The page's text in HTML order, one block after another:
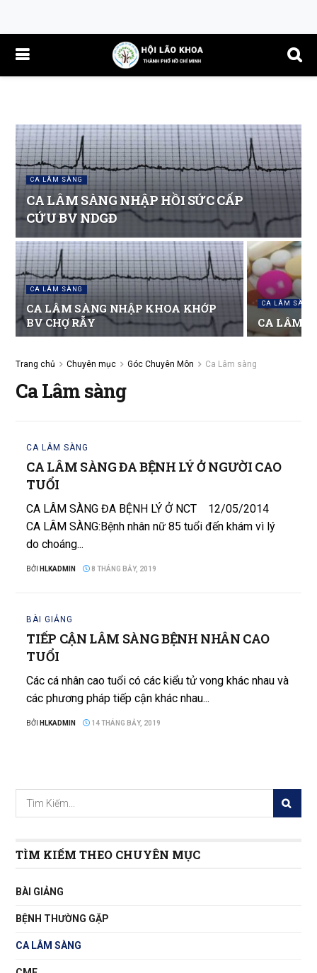
CA LÂM SÀNG
CA LÂM SÀNG NHẬP HỒI SỨC CẤP
CỨU BV NDGĐ
CA LÂM SÀNG
CA LÂM SÀNG NHẬP KHOA KHỚP
BV CHỢ RẪY
CA LÂM SÀNG
CA LÂM
Trang chủ Chuyên mục Góc Chuyên Môn Ca Lâm sàng
Ca Lâm sàng
CA LÂM SÀNG
CA LÂM SÀNG ĐA BỆNH LÝ Ở NGƯỜI CAO
TUỔI
CA LÂM SÀNG ĐA BỆNH LÝ Ở NCT 12/05/2014
CA LÂM SÀNG:Bệnh nhân nữ 85 tuổi đến khám vì lý
do choáng...
BỞI HLKADMIN 8 THÁNG BẢY, 2019
BÀI GIẢNG
TIẾP CẬN LÂM SÀNG BỆNH NHÂN CAO
TUỔI
Các cá nhân cao tuổi có các kiểu tử vong khác nhau và
các phương pháp tiếp cận khác nhau...
BỞI HLKADMIN 14 THÁNG BẢY, 2019
TÌM KIẾM THEO CHUYÊN MỤC
BÀI GIẢNG
BỆNH THƯỜNG GẶP
CA LÂM SÀNG